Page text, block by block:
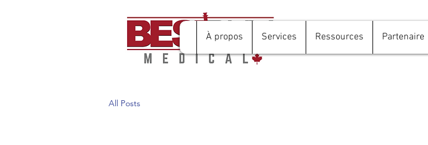
À propos Services Ressources Partenaire
All Posts